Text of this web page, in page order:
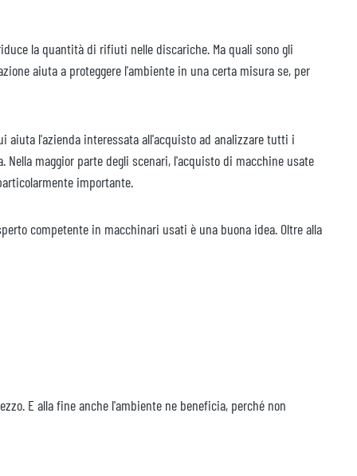
la quantità di rifiuti nelle discariche. Ma quali sono gli
aiuta a proteggere l'ambiente in una certa misura se, per
aiuta l'azienda interessata all'acquisto ad analizzare tutti i
maggior parte degli scenari, l'acquisto di macchine usate
importante.
competente in macchinari usati è una buona idea. Oltre alla
E alla fine anche l'ambiente ne beneficia, perché non